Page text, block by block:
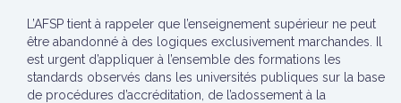
L’AFSP tient à rappeler que l’enseignement supérieur ne peut
être abandonné à des logiques exclusivement marchandes. Il
est urgent d’appliquer à l’ensemble des formations les
standards observés dans les universités publiques sur la base
de procédures d’accréditation, de l’adossement à la